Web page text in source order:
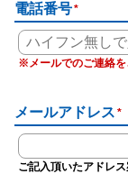
電話番号*
※メールでのご連絡を
メールアドレス *
ご記入頂いたアドレ